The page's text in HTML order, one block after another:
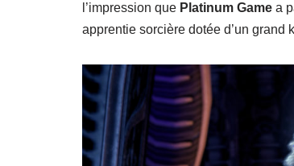
l’impression que Platinum Game a
apprentie sorcière dotée d’un grand